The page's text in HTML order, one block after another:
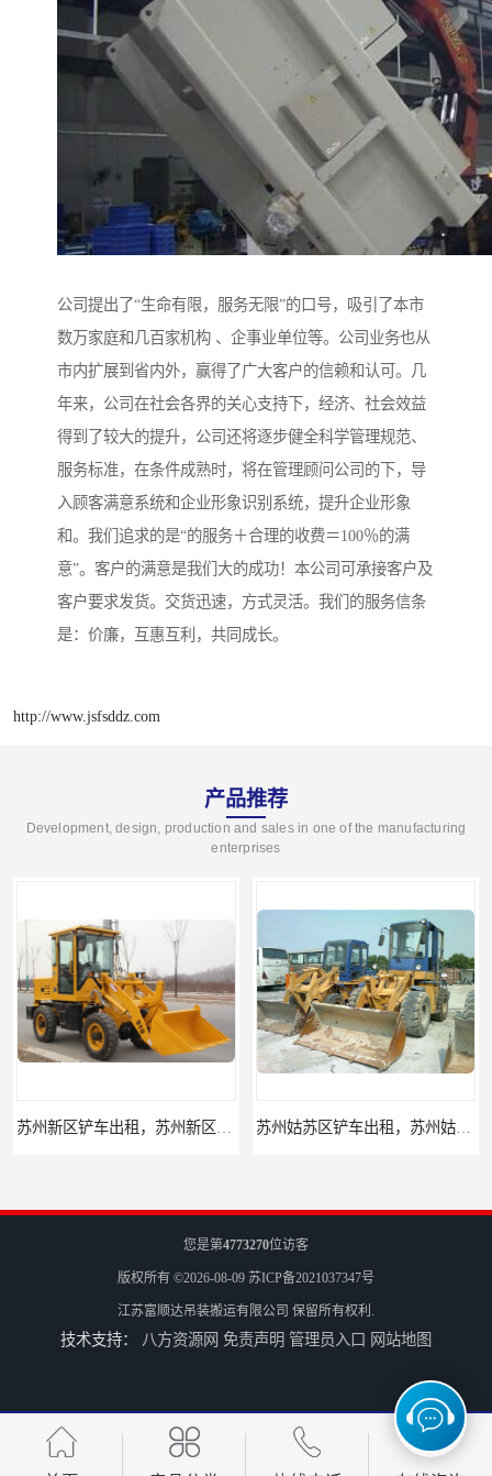
公司提出了“生命有限，服务无限”的口号，吸引了本市
数万家庭和几百家机构 、企事业单位等。公司业务也从
市内扩展到省内外，赢得了广大客户的信赖和认可。几
年来，公司在社会各界的关心支持下，经济、社会效益
得到了较大的提升，公司还将逐步健全科学管理规范、
服务标准，在条件成熟时，将在管理顾问公司的下，导
入顾客满意系统和企业形象识别系统，提升企业形象
和。我们追求的是“的服务＋合理的收费＝100％的满
意”。客户的满意是我们大的成功！本公司可承接客户及
客户要求发货。交货迅速，方式灵活。我们的服务信条
是：价廉，互惠互利，共同成长。
http://www.jsfsddz.com
产品推荐
Development, design, production and sales in one of the manufacturing
enterprises
苏州新区铲车出租，苏州新区装载机出租 苏州姑苏区铲车出租，苏州姑苏区装载机出租
吴江升降机出租，吴江升降平台出租
您是第4773270位访客
版权所有 ©2026-08-09 苏ICP备2021037347号
江苏富顺达吊装搬运有限公司 保留所有权利.
技术支持： 八方资源网 免责声明 管理员入口 网站地图